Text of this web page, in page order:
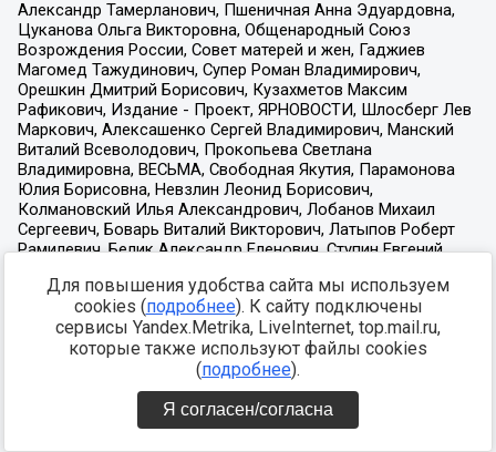
Для повышения удобства сайта мы используем
cookies (подробнее). К сайту подключены
сервисы Yandex.Metrika, LiveInternet, top.mail.ru,
которые также используют файлы cookies
(подробнее).
Я согласен/согласна